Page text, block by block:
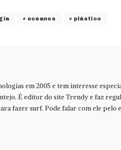
oceanos plástico
em 2005 e tem interesse
É editor do site Trendy e faz
fazer surf. Pode falar com ele pelo